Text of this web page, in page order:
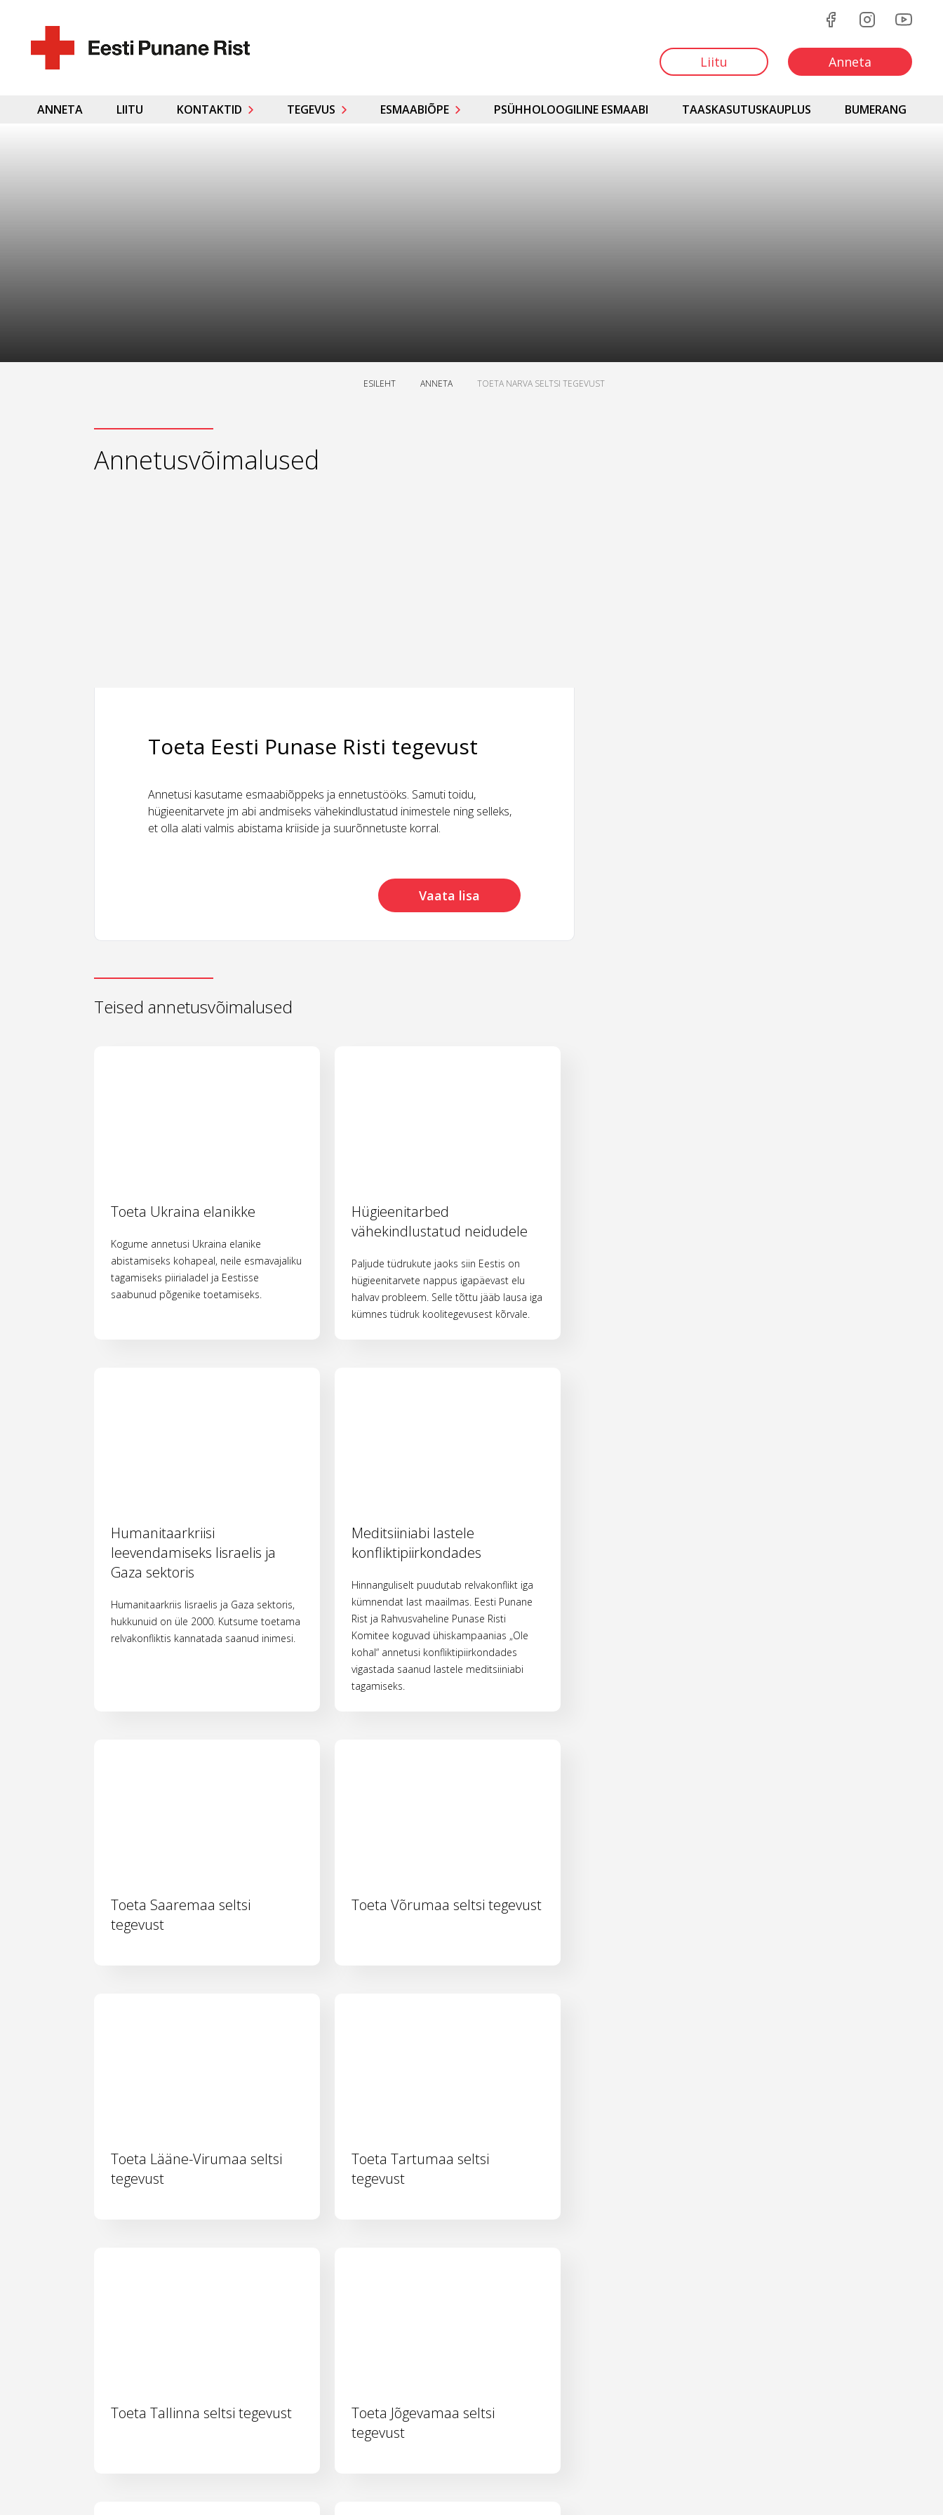
Liitu Anneta
ANNETA LIITU KONTAKTID TEGEVUS ESMAABIÕPE PSÜHHOLOOGILINE ESMAABI TAASKASUTUSKAUPLUS BUMERANG
ESILEHT ANNETA TOETA NARVA SELTSI TEGEVUST
Annetusvõimalused
Toeta Eesti Punase Risti tegevust
Annetusi kasutame esmaabiõppeks ja ennetustööks. Samuti toidu,
hügieenitarvete jm abi andmiseks vähekindlustatud inimestele ning selleks,
et olla alati valmis abistama kriiside ja suurõnnetuste korral.
Vaata lisa
Teised annetusvõimalused
Toeta Ukraina elanikke
Kogume annetusi Ukraina elanike
abistamiseks kohapeal, neile esmavajaliku
tagamiseks piirialadel ja Eestisse
saabunud põgenike toetamiseks.
Hügieenitarbed
vähekindlustatud neidudele
Paljude tüdrukute jaoks siin Eestis on
hügieenitarvete nappus igapäevast elu
halvav probleem. Selle tõttu jääb lausa iga
kümnes tüdruk koolitegevusest kõrvale.
Humanitaarkriisi
leevendamiseks Iisraelis ja
Gaza sektoris
Humanitaarkriis Iisraelis ja Gaza sektoris,
hukkunuid on üle 2000. Kutsume toetama
relvakonfliktis kannatada saanud inimesi.
Meditsiiniabi lastele
konfliktipiirkondades
Hinnanguliselt puudutab relvakonflikt iga
kümnendat last maailmas. Eesti Punane
Rist ja Rahvusvaheline Punase Risti
Komitee koguvad ühiskampaanias „Ole
kohal“ annetusi konfliktipiirkondades
vigastada saanud lastele meditsiiniabi
tagamiseks.
Toeta Saaremaa seltsi
tegevust
Toeta Võrumaa seltsi tegevust
Toeta Lääne-Virumaa seltsi
tegevust
Toeta Tartumaa seltsi
tegevust
Toeta Tallinna seltsi tegevust
Toeta Jõgevamaa seltsi
tegevust